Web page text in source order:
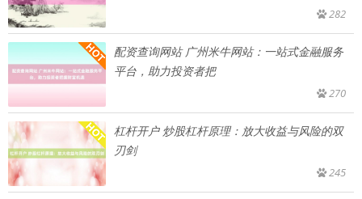
282
配资查询网站 广州米牛网站：一站式金融服务
平台，助力投资者把
270
杠杆开户 炒股杠杆原理：放大收益与风险的双
刃剑
245